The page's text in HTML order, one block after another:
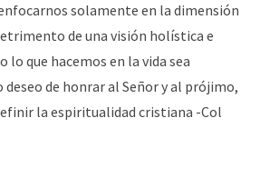
solamente en la dimensión
de una visión holística e
lo que hacemos en la vida sea
de honrar al Señor y al prójimo,
la espiritualidad cristiana -Col